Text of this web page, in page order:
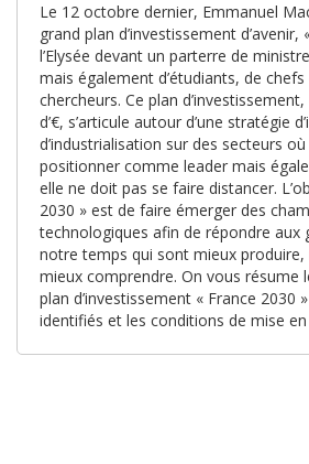
Le 12 octobre dernier, Emmanuel
grand plan d’investissement d’avenir,
l’Elysée devant un parterre de
mais également d’étudiants, de chefs
chercheurs. Ce plan
d’€, s’articule autour d’une stratégie
d’industrialisation sur des secteurs
positionner comme leader mais
elle ne doit pas se faire distancer.
2030 » est de faire émerger des
technologiques afin de répondre aux
notre temps qui sont mieux produire,
mieux comprendre. On vous résume
plan d’investissement « France 2030
identifiés et les conditions de mise